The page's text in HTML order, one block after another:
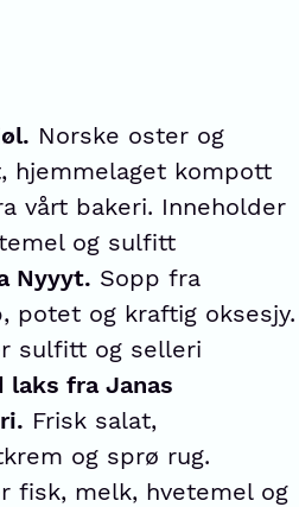
Norske oster og
hjemmelaget kompott
vårt bakeri. Inneholder
og sulfitt
Nyyyt. Sopp fra
potet og kraftig oksesjy.
sulfitt og selleri
laks fra Janas
Frisk salat,
og sprø rug.
fisk, melk, hvetemel og